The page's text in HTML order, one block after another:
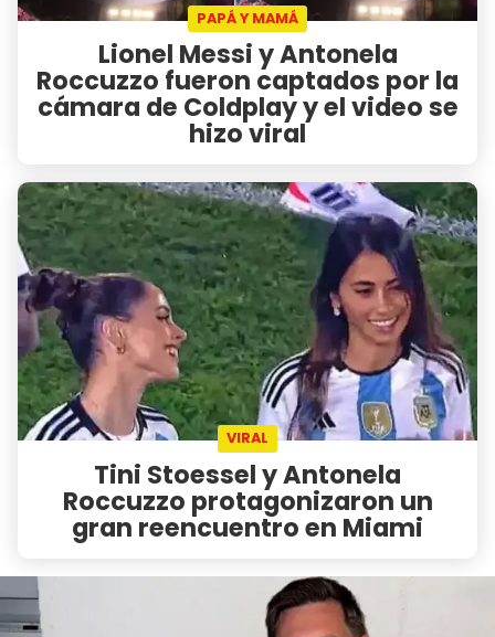
PAPÁ Y MAMÁ
Lionel Messi y Antonela
Roccuzzo fueron captados por la
cámara de Coldplay y el video se
hizo viral
VIRAL
Tini Stoessel y Antonela
Roccuzzo protagonizaron un
gran reencuentro en Miami